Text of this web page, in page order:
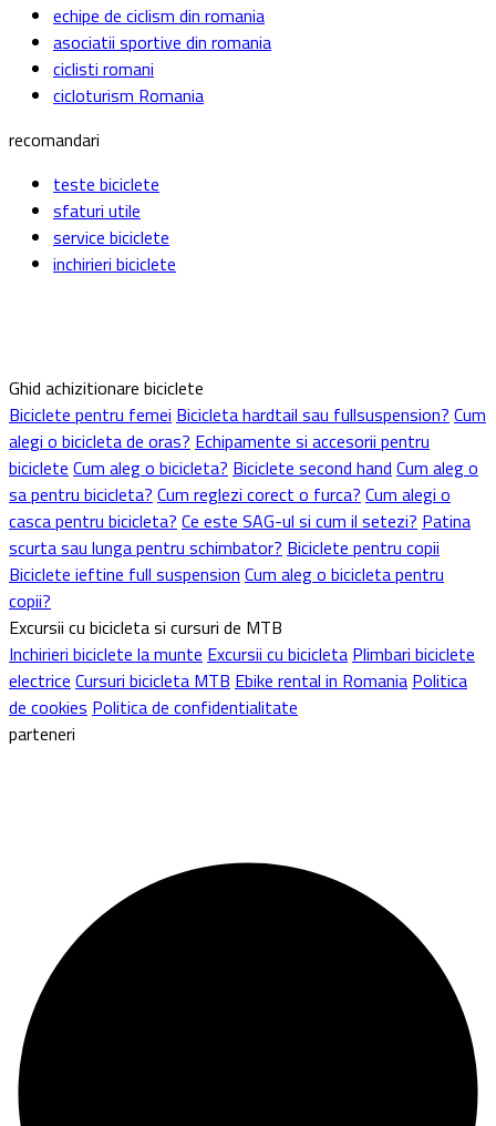
echipe de ciclism din romania
asociatii sportive din romania
ciclisti romani
cicloturism Romania
recomandari
teste biciclete
sfaturi utile
service biciclete
inchirieri biciclete
Ghid achizitionare biciclete
Biciclete pentru femei Bicicleta hardtail sau fullsuspension? Cum
alegi o bicicleta de oras? Echipamente si accesorii pentru
biciclete Cum aleg o bicicleta? Biciclete second hand Cum aleg o
sa pentru bicicleta? Cum reglezi corect o furca? Cum alegi o
casca pentru bicicleta? Ce este SAG-ul si cum il setezi? Patina
scurta sau lunga pentru schimbator? Biciclete pentru copii
Biciclete ieftine full suspension Cum aleg o bicicleta pentru
copii?
Excursii cu bicicleta si cursuri de MTB
Inchirieri biciclete la munte Excursii cu bicicleta Plimbari biciclete
electrice Cursuri bicicleta MTB Ebike rental in Romania Politica
de cookies Politica de confidentialitate
parteneri